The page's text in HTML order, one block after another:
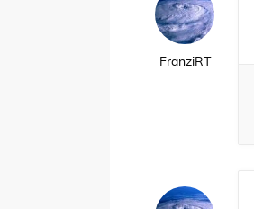
FranziRT